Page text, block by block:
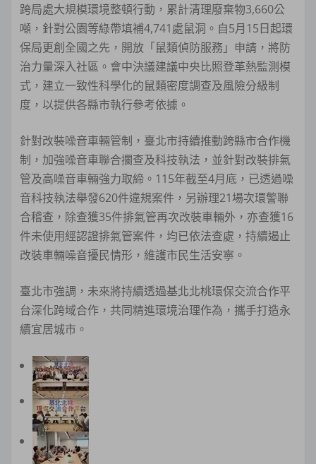
跨局處大規模環境整頓行動，累計清理廢棄物3,660公
噸，針對公園等綠帶填補4,741處鼠洞。自5月15日起環
保局更創全國之先，開放「鼠類偵防服務」申請，將防
治力量深入社區。會中決議建議中央比照登革熱監測模
式，建立一致性科學化的鼠類密度調查及風險分級制
度，以提供各縣市執行參考依據。
針對改裝噪音車輛管制，臺北市持續推動跨縣市合作機
制，加強噪音車聯合攔查及科技執法，並針對改裝排氣
管及高噪音車輛強力取締。115年截至4月底，已透過噪
音科技執法舉發620件違規案件，另辦理21場次環警聯
合稽查，除查獲35件排氣管再次改裝車輛外，亦查獲16
件未使用經認證排氣管案件，均已依法查處，持續遏止
改裝車輛噪音擾民情形，維護市民生活安寧。
臺北市強調，未來將持續透過基北北桃環保交流合作平
台深化跨域合作，共同精進環境治理作為，攜手打造永
續宜居城市。